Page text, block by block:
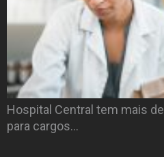
Hospital Central tem mais
para cargos…